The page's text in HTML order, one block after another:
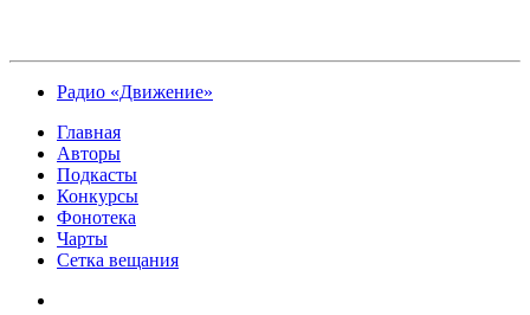
Радио «Движение»
Главная
Авторы
Подкасты
Конкурсы
Фонотека
Чарты
Сетка вещания